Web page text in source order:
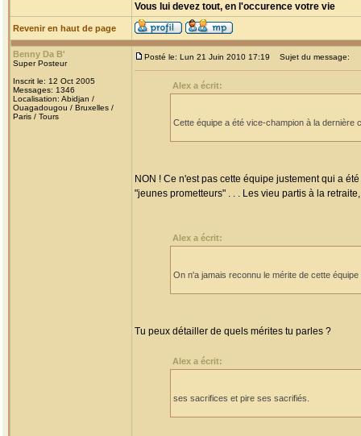
Vous lui devez tout, en l'occurence votre vie
Revenir en haut de page
Benny Da B'
Super Posteur
Inscrit le: 12 Oct 2005
Messages: 1346
Localisation: Abidjan /
Ouagadougou / Bruxelles /
Paris / Tours
Posté le: Lun 21 Juin 2010 17:19 Sujet du message:
Alex a écrit:
Cette équipe a été vice-champion à la dernière
NON ! Ce n'est pas cette équipe justement qui a
"jeunes prometteurs" . . . Les vieu partis à la
Alex a écrit:
On n'a jamais reconnu le mérite de cette équipe
Tu peux détailler de quels mérites tu parles ?
Alex a écrit:
ses sacrifices et pire ses sacrifiés.